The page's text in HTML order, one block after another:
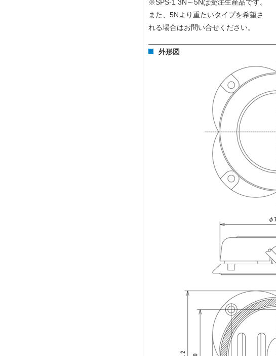
※SPS-1 3N～5Nは受注生産品です。
また、5Nより重たいタイプを希望さ
れる場合はお問い合せください。
外形図